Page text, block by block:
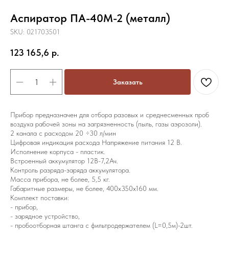
Аспиратор ПА-40М-2 (металл)
SKU: 021703501
123 165,6 р.
Заказать
Прибор предназначен для отбора разовых и среднесменных проб
воздуха рабочей зоны на загрязненность (пыль, газы аэрозоли).
2 канала с расходом 20 ÷30 л/мин
Цифровая индикация расхода Напряжение питания 12 В.
Исполнение корпуса - пластик.
Встроенный аккумулятор 12В-7,2Ач.
Контроль разряда-заряда аккумулятора.
Масса прибора, не более, 5,5 кг.
Габаритные размеры, не более, 400х350х160 мм.
Комплект поставки:
- прибор,
- зарядное устройство,
- пробоотборная штанга с фильтродержателем (L=0,5м)-2шт.